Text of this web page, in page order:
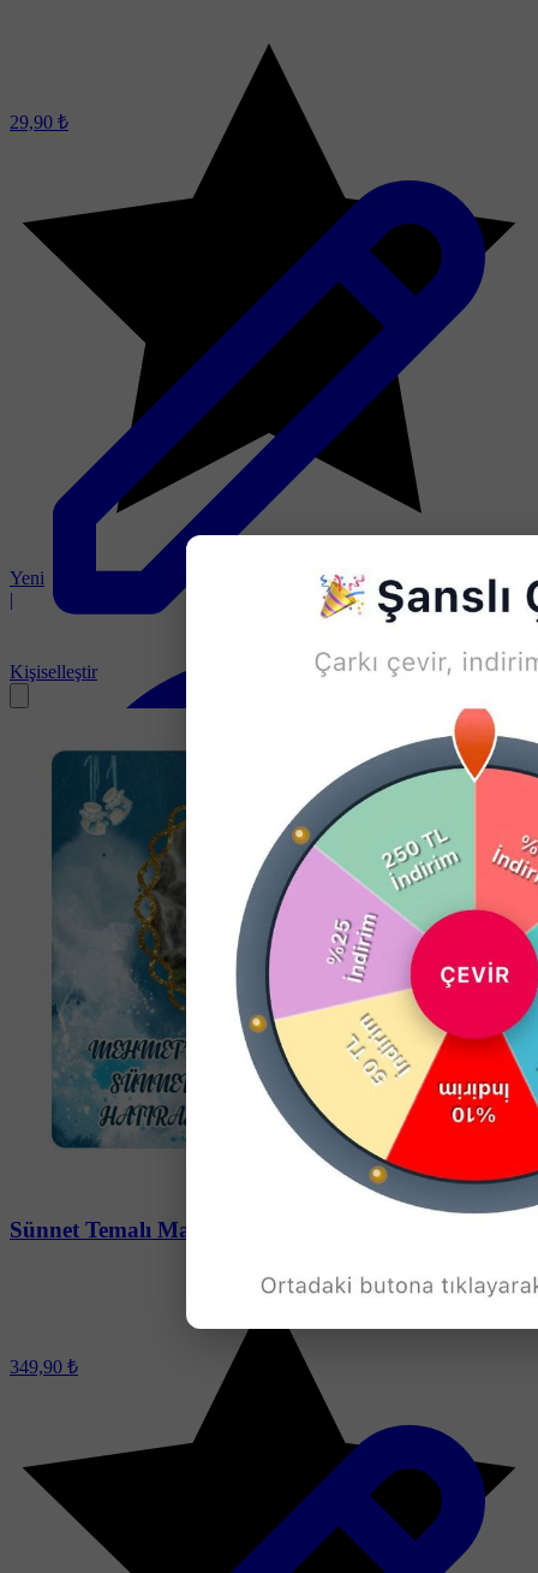
Yeni
|
Soru-Cevap
29,90 ₺
Kişiselleştir
Sünnet Temalı Magnet - 24 Adet
349,90 ₺